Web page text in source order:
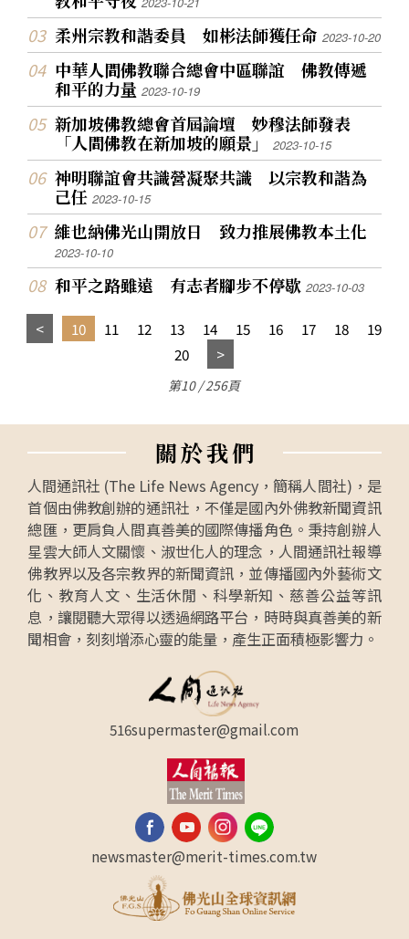
柔州宗教和諧委員 如彬法師獲任命2023-10-20
中華人間佛教聯合總會中區聯誼 佛教傳遞
和平的力量2023-10-19
新加坡佛教總會首屆論壇 妙穆法師發表
「人間佛教在新加坡的願景」2023-10-15
神明聯誼會共識營凝聚共識 以宗教和諧為
己任2023-10-15
維也納佛光山開放日 致力推展佛教本土化
2023-10-10
和平之路雖遠 有志者腳步不停歇2023-10-03
10 11 12 13 14 15 16 17 18
19
20
第10 / 256頁
關於我們
人間通訊社 (The Life News Agency，簡稱人間社)，是
首個由佛教創辦的通訊社，不僅是國內外佛教新聞資訊
總匯，更肩負人間真善美的國際傳播角色。秉持創辦人
星雲大師人文關懷、淑世化人的理念，人間通訊社報導
佛教界以及各宗教界的新聞資訊，並傳播國內外藝術文
化、教育人文、生活休閒、科學新知、慈善公益等訊
息，讓閱聽大眾得以透過網路平台，時時與真善美的新
聞相會，刻刻增添心靈的能量，產生正面積極影響力。
516supermaster@gmail.com
newsmaster@merit-times.com.tw